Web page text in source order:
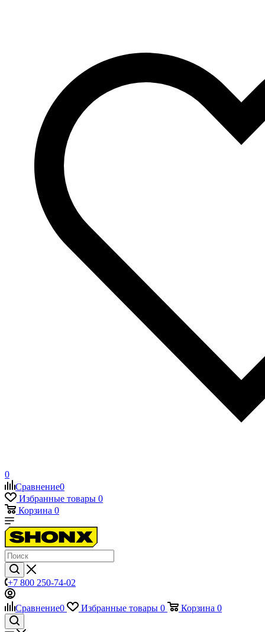
0
Сравнение0
Избранные товары 0
Корзина 0
+7 800 250-74-02
Сравнение0 Избранные товары 0 Корзина 0